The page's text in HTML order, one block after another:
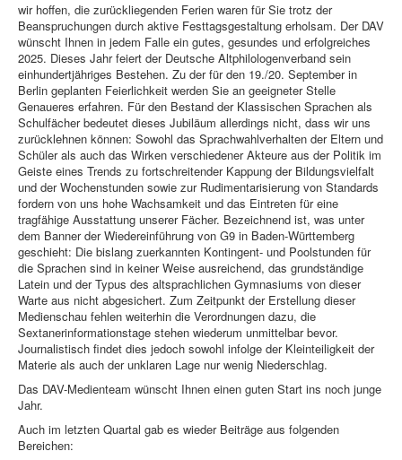
wir hoffen, die zurückliegenden Ferien waren für Sie trotz der
Beanspruchungen durch aktive Festtagsgestaltung erholsam. Der DAV
wünscht Ihnen in jedem Falle ein gutes, gesundes und erfolgreiches
2025. Dieses Jahr feiert der Deutsche Altphilologenverband sein
einhundertjähriges Bestehen. Zu der für den 19./20. September in
Berlin geplanten Feierlichkeit werden Sie an geeigneter Stelle
Genaueres erfahren. Für den Bestand der Klassischen Sprachen als
Schulfächer bedeutet dieses Jubiläum allerdings nicht, dass wir uns
zurücklehnen können: Sowohl das Sprachwahlverhalten der Eltern und
Schüler als auch das Wirken verschiedener Akteure aus der Politik im
Geiste eines Trends zu fortschreitender Kappung der Bildungsvielfalt
und der Wochenstunden sowie zur Rudimentarisierung von Standards
fordern von uns hohe Wachsamkeit und das Eintreten für eine
tragfähige Ausstattung unserer Fächer. Bezeichnend ist, was unter
dem Banner der Wiedereinführung von G9 in Baden-Württemberg
geschieht: Die bislang zuerkannten Kontingent- und Poolstunden für
die Sprachen sind in keiner Weise ausreichend, das grundständige
Latein und der Typus des altsprachlichen Gymnasiums von dieser
Warte aus nicht abgesichert. Zum Zeitpunkt der Erstellung dieser
Medienschau fehlen weiterhin die Verordnungen dazu, die
Sextanerinformationstage stehen wiederum unmittelbar bevor.
Journalistisch findet dies jedoch sowohl infolge der Kleinteiligkeit der
Materie als auch der unklaren Lage nur wenig Niederschlag.
Das DAV-Medienteam wünscht Ihnen einen guten Start ins noch junge
Jahr.
Auch im letzten Quartal gab es wieder Beiträge aus folgenden
Bereichen: